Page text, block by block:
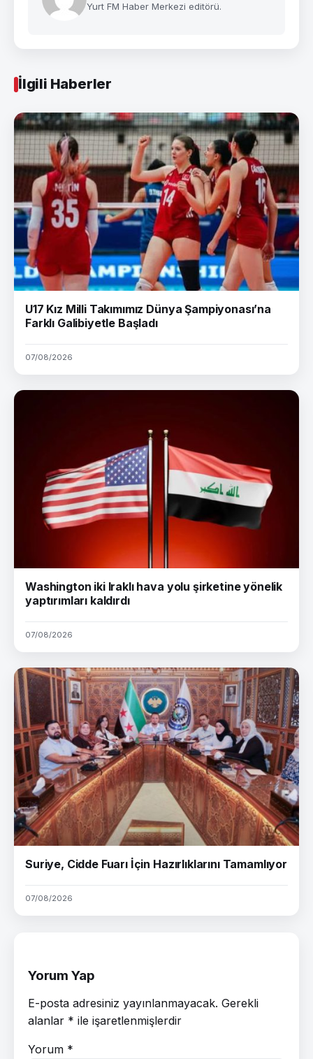
Yurt FM Haber Merkezi editörü.
İlgili Haberler
U17 Kız Milli Takımımız Dünya Şampiyonası’na
Farklı Galibiyetle Başladı
07/08/2026
Washington iki Iraklı hava yolu şirketine yönelik
yaptırımları kaldırdı
07/08/2026
Suriye, Cidde Fuarı İçin Hazırlıklarını Tamamlıyor
07/08/2026
Yorum Yap
E-posta adresiniz yayınlanmayacak. Gerekli
alanlar * ile işaretlenmişlerdir
Yorum *